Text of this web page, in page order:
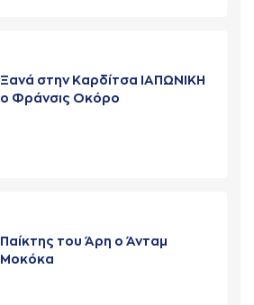
Ξανά στην Καρδίτσα ΙΑΠΩΝΙΚΗ
ο Φράνσις Οκόρο
Παίκτης του Άρη ο Άνταμ
Μοκόκα